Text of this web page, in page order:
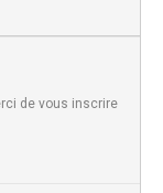
de vous inscrire